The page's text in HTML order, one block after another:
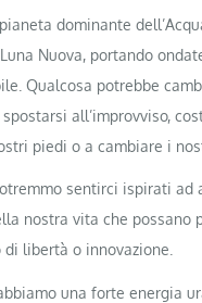
dominante
Nuova, portando
Qualcosa potrebbe
all’improvviso,
piedi o a cambiare i
sentirci ispirati ad
nostra vita che possano
di libertà o innovazione.
una forte energia